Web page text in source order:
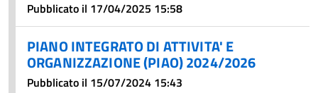
Pubblicato il 17/04/2025 15:58
PIANO INTEGRATO DI ATTIVITA' E
ORGANIZZAZIONE (PIAO) 2024/2026
Pubblicato il 15/07/2024 15:43